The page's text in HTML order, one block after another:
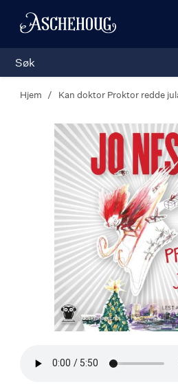
Hjem Kan doktor Proktor redde